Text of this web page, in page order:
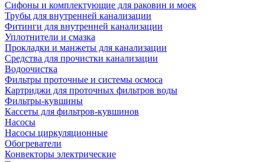
Сифоны и комплектующие для раковин и моек
Трубы для внутренней канализации
Фитинги для внутренней канализации
Уплотнители и смазка
Прокладки и манжеты для канализации
Средства для прочистки канализации
Водоочистка
Фильтры проточные и системы осмоса
Картриджи для проточных фильтров воды
Фильтры-кувшины
Кассеты для фильтров-кувшинов
Насосы
Насосы циркуляционные
Обогреватели
Конвекторы электрические